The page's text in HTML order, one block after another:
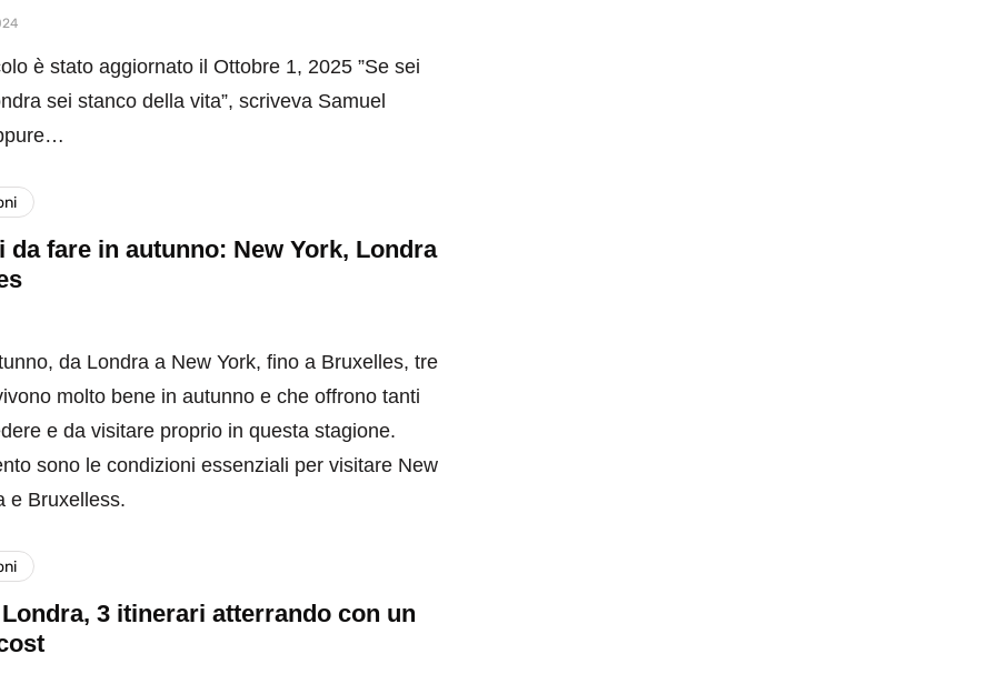
è stato aggiornato il Ottobre 1, 2025 ”Se sei
sei stanco della vita”, scriveva Samuel
da fare in autunno: New York, Londra
da Londra a New York, fino a Bruxelles, tre
molto bene in autunno e che offrono tanti
e da visitare proprio in questa stagione.
sono le condizioni essenziali per visitare New
e Bruxelless.
3 itinerari atterrando con un